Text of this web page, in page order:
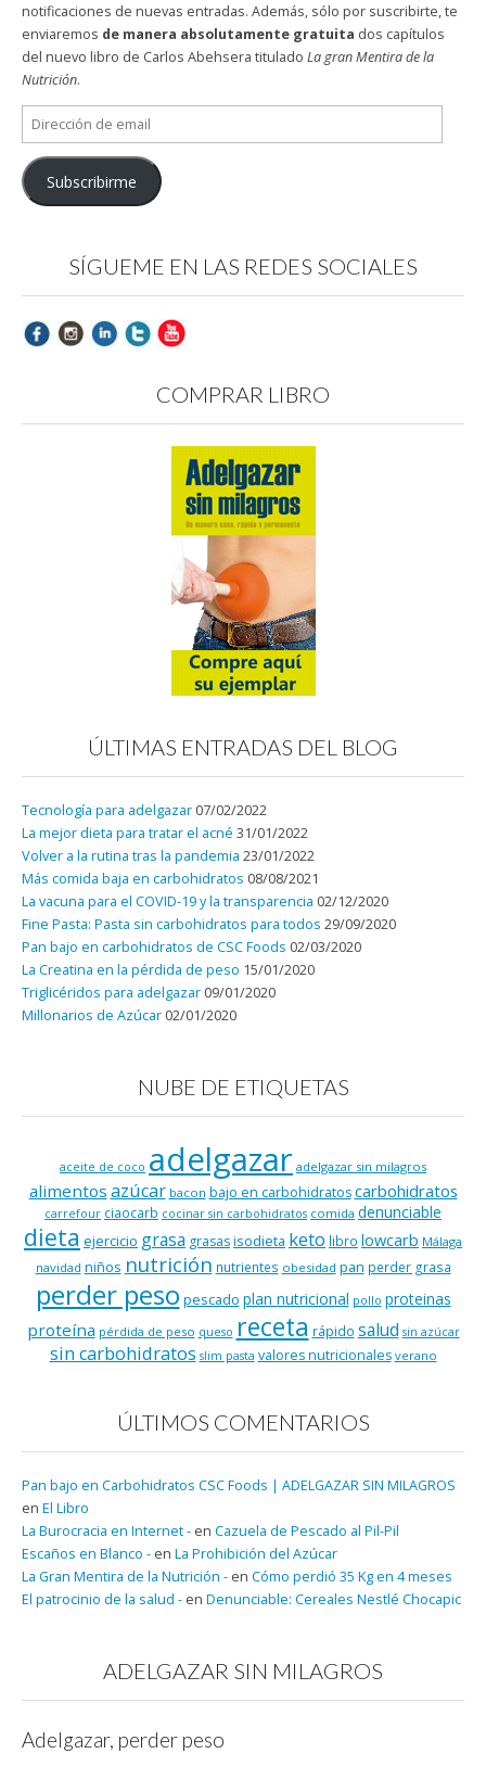
notificaciones de nuevas entradas. Además, sólo por suscribirte, te
enviaremos de manera absolutamente gratuita dos capítulos
del nuevo libro de Carlos Abehsera titulado La gran Mentira de la
Nutrición.
Dirección
de
email
Subscribirme
SÍGUEME EN LAS REDES SOCIALES
COMPRAR LIBRO
ÚLTIMAS ENTRADAS DEL BLOG
Tecnología para adelgazar 07/02/2022
La mejor dieta para tratar el acné 31/01/2022
Volver a la rutina tras la pandemia 23/01/2022
Más comida baja en carbohidratos 08/08/2021
La vacuna para el COVID-19 y la transparencia 02/12/2020
Fine Pasta: Pasta sin carbohidratos para todos 29/09/2020
Pan bajo en carbohidratos de CSC Foods 02/03/2020
La Creatina en la pérdida de peso 15/01/2020
Triglicéridos para adelgazar 09/01/2020
Millonarios de Azúcar 02/01/2020
NUBE DE ETIQUETAS
aceite de coco adelgazar adelgazar sin milagros
alimentos azúcar bacon bajo en carbohidratos carbohidratos
carrefour ciaocarb cocinar sin carbohidratos comida denunciable
dieta ejercicio grasa grasasisodieta keto libro lowcarb Málaga
navidad niños nutrición nutrientes obesidad pan perder grasa
perder peso pescado plan nutricional pollo proteinas
proteína pérdida de peso queso receta rápido salud sin azúcar
sin carbohidratos slim pasta valores nutricionales verano
ÚLTIMOS COMENTARIOS
Pan bajo en Carbohidratos CSC Foods | ADELGAZAR SIN MILAGROS
en El Libro
La Burocracia en Internet - en Cazuela de Pescado al Pil-Pil
Escaños en Blanco - en La Prohibición del Azúcar
La Gran Mentira de la Nutrición - en Cómo perdió 35 Kg en 4 meses
El patrocinio de la salud - en Denunciable: Cereales Nestlé Chocapic
ADELGAZAR SIN MILAGROS
Adelgazar, perder peso